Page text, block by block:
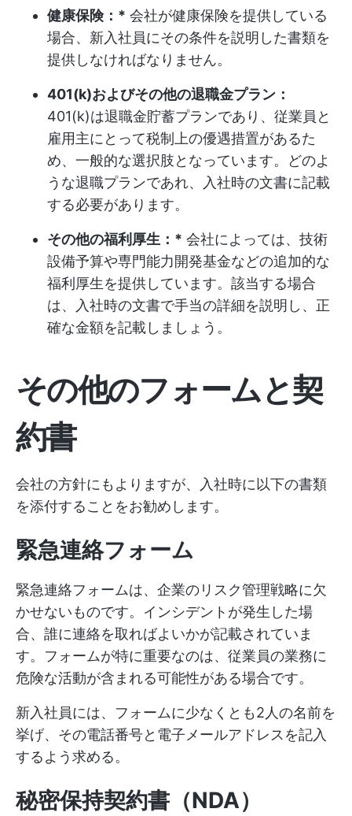
健康保険：* 会社が健康保険を提供している
場合、新入社員にその条件を説明した書類を
提供しなければなりません。
401(k)およびその他の退職金プラン：
401(k)は退職金貯蓄プランであり、従業員と
雇用主にとって税制上の優遇措置があるた
め、一般的な選択肢となっています。どのよ
うな退職プランであれ、入社時の文書に記載
する必要があります。
その他の福利厚生：* 会社によっては、技術
設備予算や専門能力開発基金などの追加的な
福利厚生を提供しています。該当する場合
は、入社時の文書で手当の詳細を説明し、正
確な金額を記載しましょう。
その他のフォームと契
約書
会社の方針にもよりますが、入社時に以下の書類
を添付することをお勧めします。
緊急連絡フォーム
緊急連絡フォームは、企業のリスク管理戦略に欠
かせないものです。インシデントが発生した場
合、誰に連絡を取ればよいかが記載されていま
す。フォームが特に重要なのは、従業員の業務に
危険な活動が含まれる可能性がある場合です。
新入社員には、フォームに少なくとも2人の名前を
挙げ、その電話番号と電子メールアドレスを記入
するよう求める。
秘密保持契約書（NDA）